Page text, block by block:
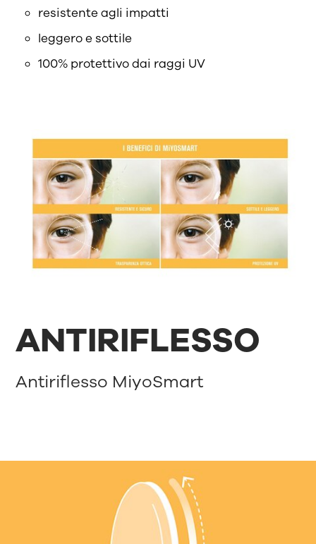
resistente agli impatti
leggero e sottile
100% protettivo dai raggi UV
ANTIRIFLESSO
Antiriflesso MiyoSmart